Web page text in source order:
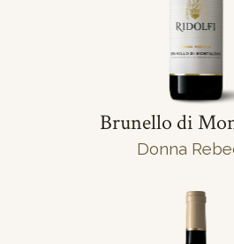
Brunello di
Donna